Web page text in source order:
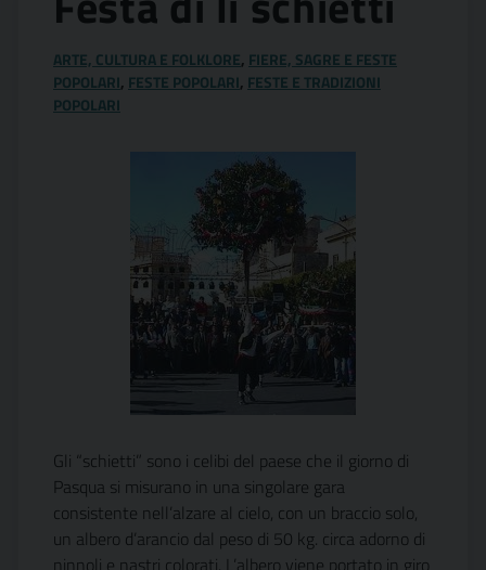
ARTE, CULTURA E FOLKLORE, FIERE, SAGRE E FESTE
POPOLARI, FESTE POPOLARI, FESTE E TRADIZIONI
POPOLARI
Gli “schietti” sono i celibi del paese che il giorno di
Pasqua si misurano in una singolare gara
consistente nell’alzare al cielo, con un braccio solo,
un albero d’arancio dal peso di 50 kg. circa adorno di
ninnoli e nastri colorati. L’albero viene portato in giro